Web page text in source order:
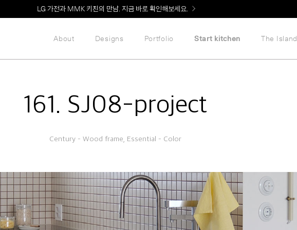
Welcome! 신규 회원가입 시 MMK Shop Coupon (총 60만원) 지급
About Designs Portfolio Start kitchen The Island
161. SJ08-project
Century – Wood frame, Essential – Color